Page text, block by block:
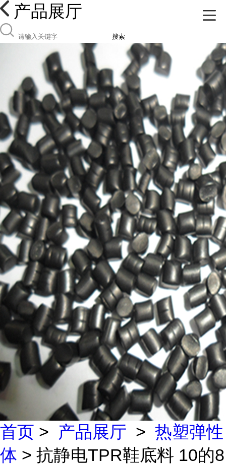
产品展厅
搜索
首页 > 产品展厅 > 热塑弹性
体 > 抗静电TPR鞋底料 10的8